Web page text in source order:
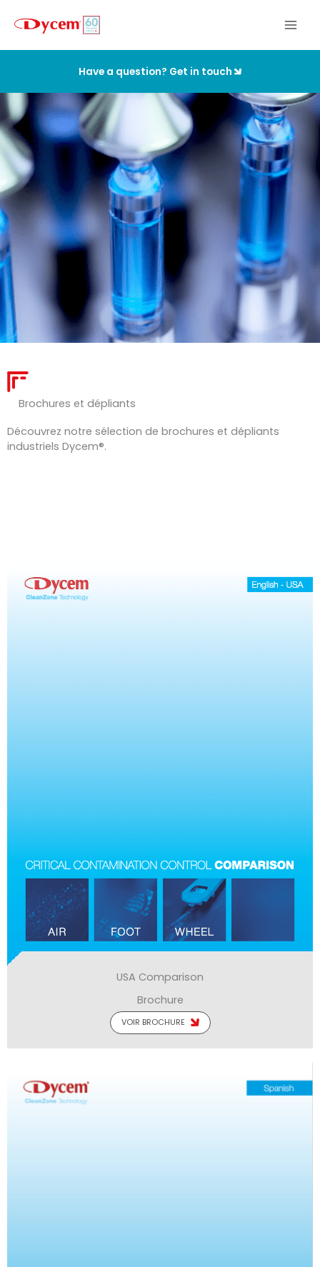
contenu
Have a question? Get in touch
Brochures et dépliants
Découvrez notre sélection de brochures et dépliants
industriels Dycem®.
USA Comparison
Brochure
VOIR BROCHURE